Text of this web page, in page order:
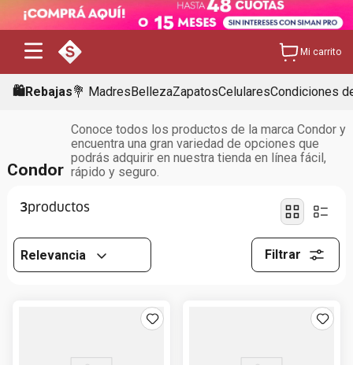
Mi carrito
🛍️Rebajas💐 MadresBellezaZapatosCelularesCondiciones
Condor
Conoce todos los productos de la marca Condor y
encuentra una gran variedad de opciones que
podrás adquirir en nuestra tienda en línea fácil,
rápido y seguro.
3
Relevancia Filtrar